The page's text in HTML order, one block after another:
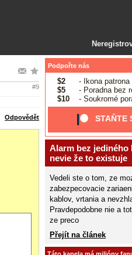
#9
Odpovědět
Podpořte nás
$2
- Ikona patrona
$5
- Poradna bez
$10
- Soukromé
STAŇTE
Alarm bez
nevie že to existuje
Vedeli ste o tom, ze
zabezpecovacie
kablov, vrtania a
Pravdepodobne nie a
ze preco
Přejít na článek
Táto kapela má milióny